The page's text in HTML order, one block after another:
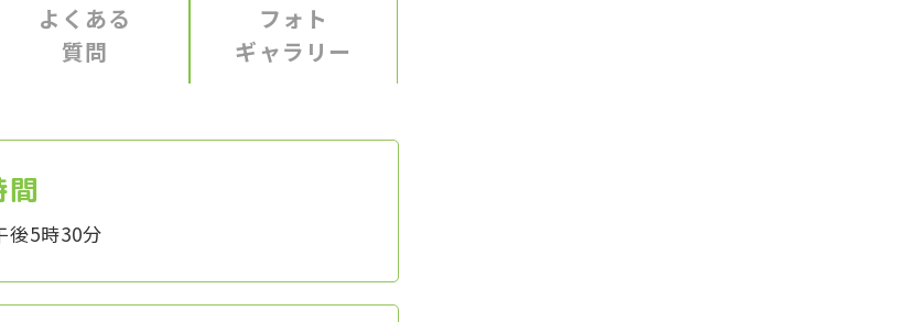
よくある
質問
フォト
ギャラリー
間
後5時30分